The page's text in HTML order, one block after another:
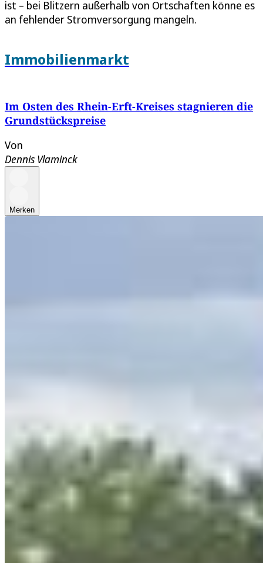
ist – bei Blitzern außerhalb von Ortschaften könne es
an fehlender Stromversorgung mangeln.
Immobilienmarkt
Im Osten des Rhein-Erft-Kreises stagnieren die
Grundstückspreise
Von
Dennis Vlaminck
Merken